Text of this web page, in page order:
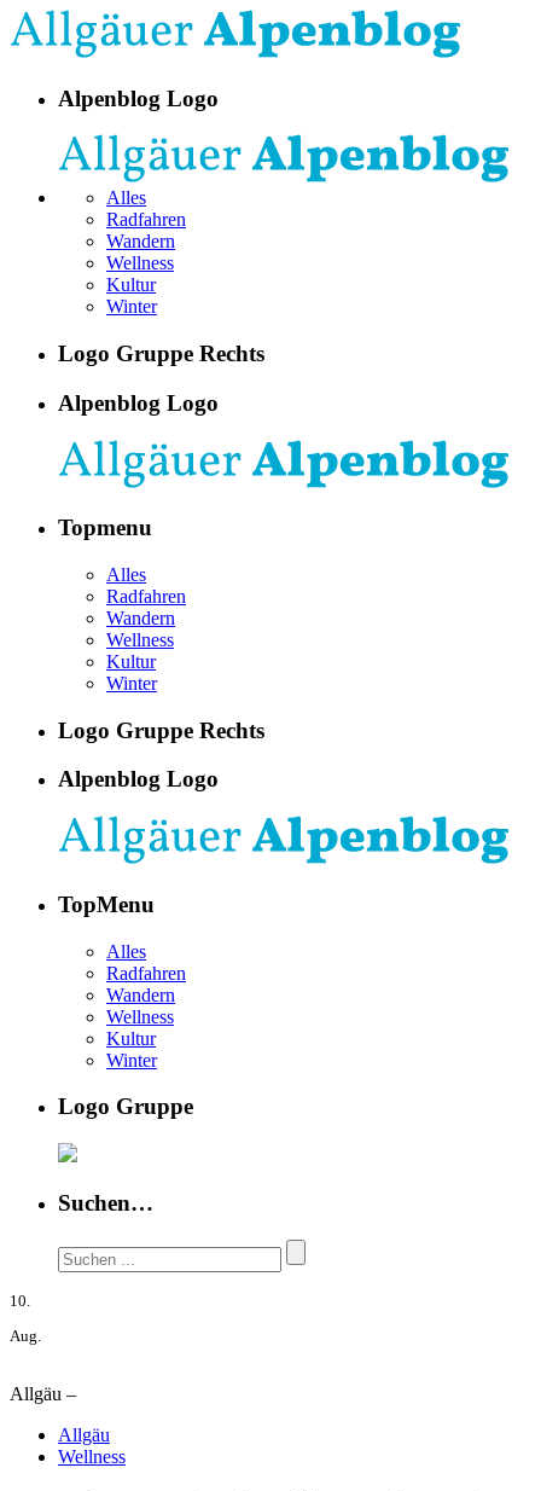
Alpenblog Logo
Alles
Radfahren
Wandern
Wellness
Kultur
Winter
Logo Gruppe Rechts
Alpenblog Logo
Topmenu
Alles
Radfahren
Wandern
Wellness
Kultur
Winter
Logo Gruppe Rechts
Alpenblog Logo
TopMenu
Alles
Radfahren
Wandern
Wellness
Kultur
Winter
Logo Gruppe
Suchen…
10.
Aug.
Allgäu –
Allgäu
Wellness